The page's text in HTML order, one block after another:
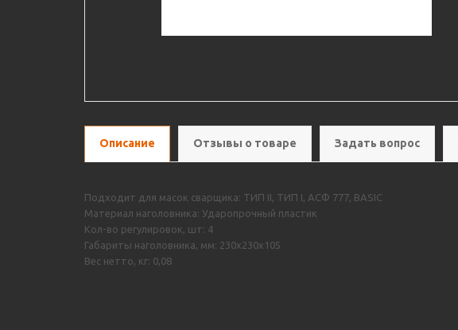
Описание Отзывы о товаре Задать вопрос
Подходит для масок сварщика: ТИП II, ТИП I, АСФ 777, BASIC
Материал наголовника: Ударопрочный пластик
Кол-во регулировок, шт: 4
Габариты наголовника, мм: 230х230х105
Вес нетто, кг: 0,08